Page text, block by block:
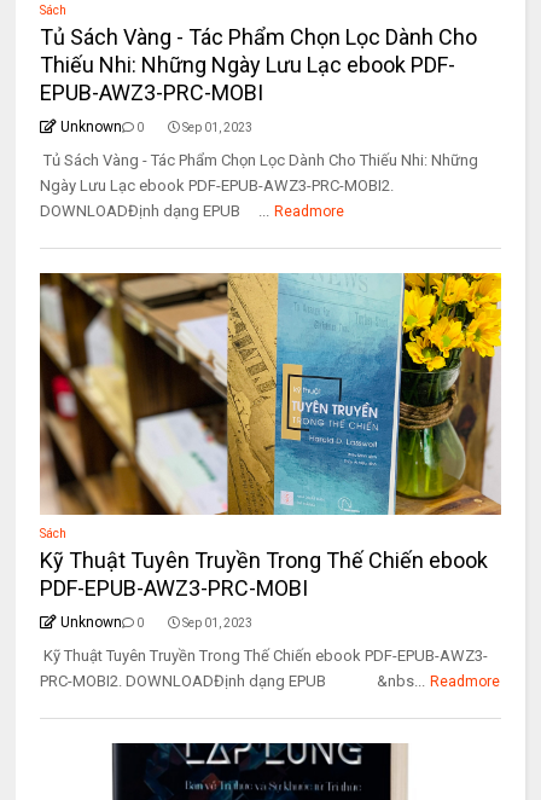
Sách
Tủ Sách Vàng - Tác Phẩm Chọn Lọc Dành Cho
Thiếu Nhi: Những Ngày Lưu Lạc ebook PDF-
EPUB-AWZ3-PRC-MOBI
Unknown 0 Sep 01, 2023
Tủ Sách Vàng - Tác Phẩm Chọn Lọc Dành Cho Thiếu Nhi: Những
Ngày Lưu Lạc ebook PDF-EPUB-AWZ3-PRC-MOBI2.
DOWNLOADĐịnh dạng EPUB ... Readmore
Sách
Kỹ Thuật Tuyên Truyền Trong Thế Chiến ebook
PDF-EPUB-AWZ3-PRC-MOBI
Unknown 0 Sep 01, 2023
Kỹ Thuật Tuyên Truyền Trong Thế Chiến ebook PDF-EPUB-AWZ3-
PRC-MOBI2. DOWNLOADĐịnh dạng EPUB &nbs... Readmore